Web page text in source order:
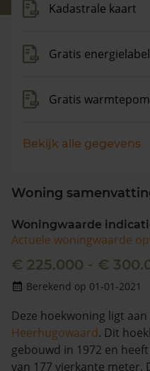
Kadastrale kaart
Gratis
Gratis
Bekijk alle gegevens
Woning
Woningwaarde
Actuele woningwaarde
€ 225.000 - €
Berekend op 01-01-2021
Deze hoekwoning ligt aan
Heerhugowaard. Dit
gebouwd in 1972 en
van 177 vierkante meter.